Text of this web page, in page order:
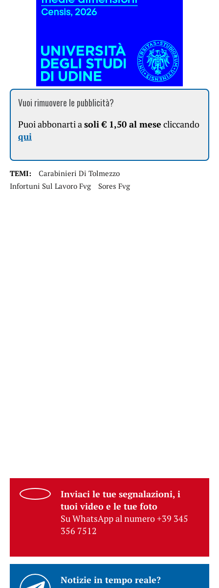
Vuoi rimuovere le pubblicità?
Puoi abbonarti asoli € 1,50 al mese cliccando
qui
TEMI:
Carabinieri Di Tolmezzo
Infortuni Sul Lavoro Fvg
Sores Fvg
Inviaci le tue segnalazioni, i
tuoi video e le tue foto
Su WhatsApp al numero +39 345
356 7512
Notizie in tempo reale?